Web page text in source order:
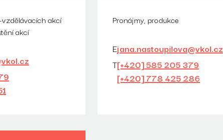
akcí
akcí
Pronájmy, produkce
Ejana.nastoupilova@vkol.cz
T[+420] 585 205 379
[+420] 778 425 286